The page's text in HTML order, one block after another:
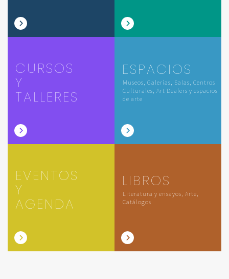
CURSOS
Y
TALLERES
ESPACIOS
Museos, Galerías, Salas, Centros
Culturales, Art Dealers y espacios
de arte
EVENTOS
Y
AGENDA
LIBROS
Literatura y ensayos, Arte,
Catálogos